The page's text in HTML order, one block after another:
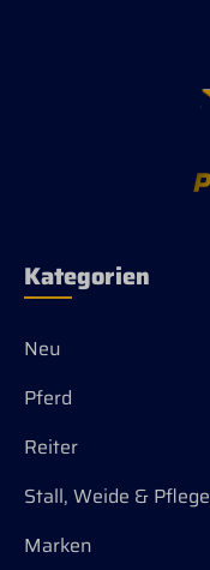
Kategorien
Neu
Pferd
Reiter
Stall, Weide & Pflege
Marken